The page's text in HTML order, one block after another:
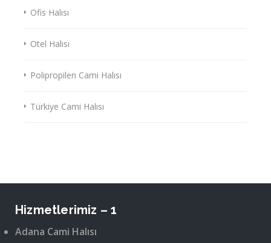
Ofis Halısı
Otel Halısı
Polipropilen Cami Halısı
Türkiye Cami Halısı
Hizmetlerimiz – 1
Adana Cami Halısı